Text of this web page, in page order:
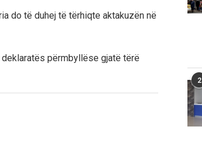
do të duhej të tërhiqte aktakuzën në
përmbyllëse gjatë tërë
2